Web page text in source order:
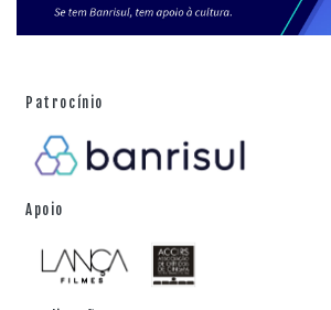
Patrocínio
Apoio